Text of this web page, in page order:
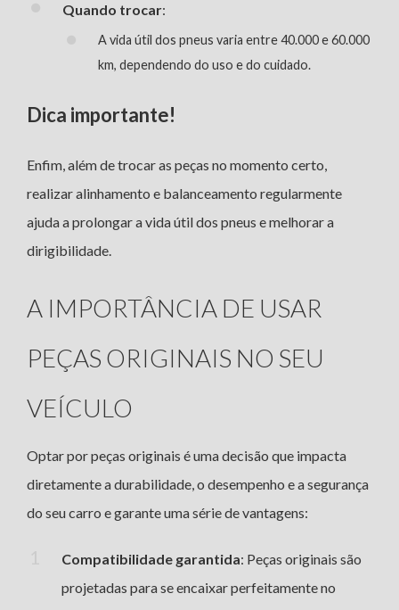
Quando trocar:
A vida útil dos pneus varia entre 40.000 e 60.000
km, dependendo do uso e do cuidado.
Dica importante!
Enfim, além de trocar as peças no momento certo,
realizar alinhamento e balanceamento regularmente
ajuda a prolongar a vida útil dos pneus e melhorar a
dirigibilidade.
A IMPORTÂNCIA DE USAR
PEÇAS ORIGINAIS NO SEU
VEÍCULO
Optar por peças originais é uma decisão que impacta
diretamente a durabilidade, o desempenho e a segurança
do seu carro e garante uma série de vantagens:
Compatibilidade garantida: Peças originais são
projetadas para se encaixar perfeitamente no